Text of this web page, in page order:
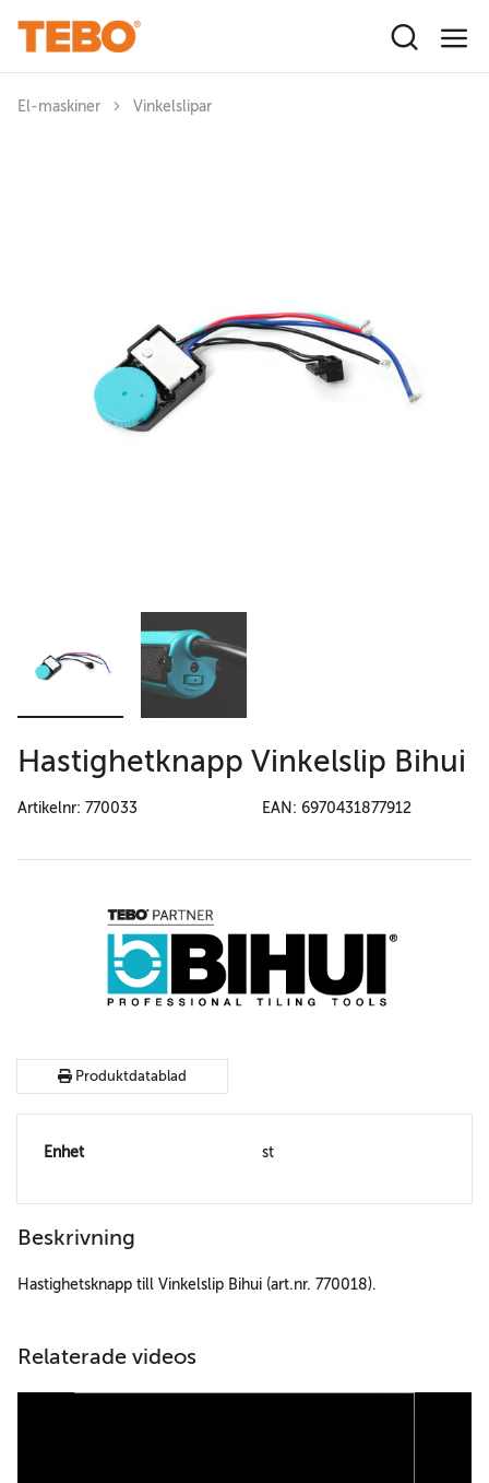
El-maskiner Vinkelslipar
Hastighetknapp Vinkelslip Bihui
Artikelnr: 770033 EAN: 6970431877912
Produktdatablad
Enhet st
Beskrivning
Hastighetsknapp till Vinkelslip Bihui (art.nr. 770018).
Relaterade videos